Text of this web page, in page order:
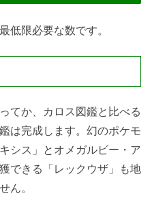
低限必要な数です。
てか、カロス図鑑と比べる
は完成します。幻のポケモ
シス」とオメガルビー・ア
できる「レックウザ」も地
ん。